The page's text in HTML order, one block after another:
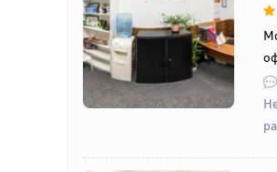
Назад Вперед